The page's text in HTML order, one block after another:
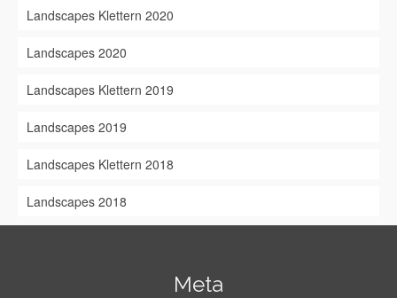
Landscapes Klettern 2020
Landscapes 2020
Landscapes Klettern 2019
Landscapes 2019
Landscapes Klettern 2018
Landscapes 2018
Meta